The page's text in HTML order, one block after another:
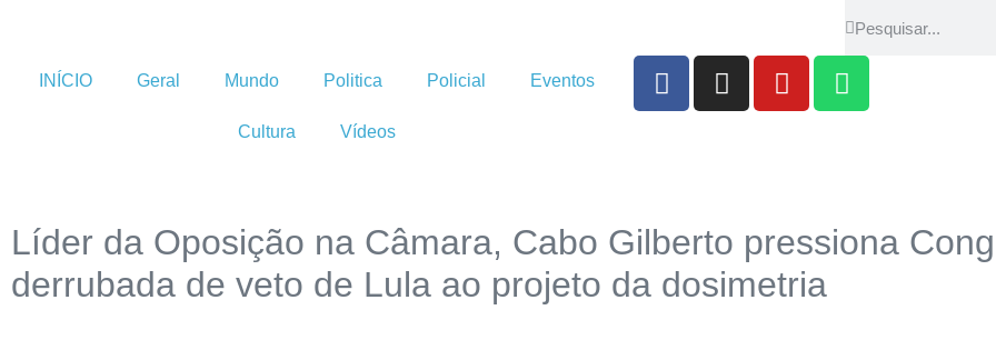
INÍCIO Geral Mundo Politica Policial Eventos
Cultura Vídeos
Líder da Oposição na Câmara, Cabo Gilberto pressiona
derrubada de veto de Lula ao projeto da dosimetria